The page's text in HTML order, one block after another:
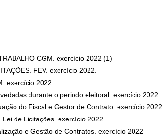
CGM. exercício 2022 (1)
FEV. exercício 2022
exercício 2022
durante o periodo eleitoral. exercício 2022
do Fiscal e Gestor de Contrato. exercício 2022
Lei de Licitações. exercício 2022
e Gestão de Contratos. exercício 2022